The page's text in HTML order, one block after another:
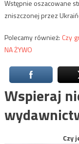
Wstępnie oszacowane
zniszczonej przez
Polecamy również: Czy
NA ŻYWO
Wspieraj
Czy